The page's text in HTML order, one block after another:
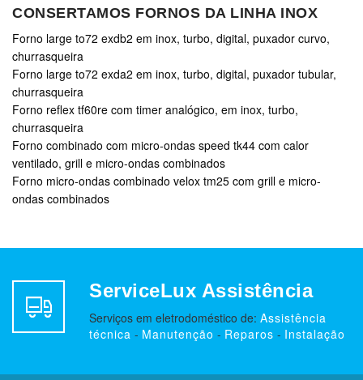
CONSERTAMOS FORNOS DA LINHA INOX
Forno large to72 exdb2 em inox, turbo, digital, puxador curvo,
churrasqueira
Forno large to72 exda2 em inox, turbo, digital, puxador tubular,
churrasqueira
Forno reflex tf60re com timer analógico, em inox, turbo,
churrasqueira
Forno combinado com micro-ondas speed tk44 com calor
ventilado, grill e micro-ondas combinados
Forno micro-ondas combinado velox tm25 com grill e micro-
ondas combinados
ServiceLux Assistência
Serviços em eletrodoméstico de: Assistência
técnica - Manutenção - Reparos - Instalação